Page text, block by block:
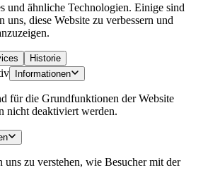
und ähnliche Technologien. Einige sind
uns, diese Website zu verbessern und
Historie
Informationen
für die Grundfunktionen der Website
nicht deaktiviert werden.
uns zu verstehen, wie Besucher mit der